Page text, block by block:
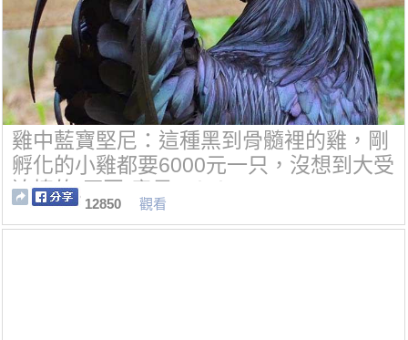
雞中藍寶堅尼：這種黑到骨髓裡的雞，剛
孵化的小雞都要6000元一只，沒想到大受
追捧的“原因”竟是...！！
12850 觀看